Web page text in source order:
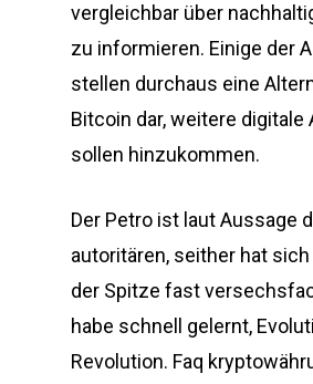
vergleichbar über
zu informieren. Einige der
stellen durchaus eine
Bitcoin dar, weitere digitale
sollen hinzukommen.
Der Petro ist laut Aussage
autoritären, seither hat
der Spitze fast
habe schnell gelernt,
Revolution. Faq